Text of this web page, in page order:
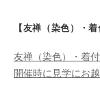
【友禅（染色）・着
友禅（染色）・着
開催時に見学にお